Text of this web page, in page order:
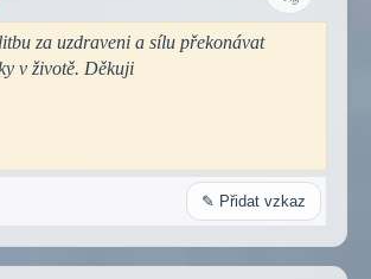
za uzdraveni a sílu překonávat
v životě. Děkuji
✎ Přidat vzkaz